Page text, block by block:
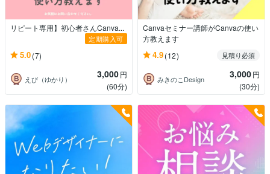
リピート専用】初心者さんCanva...
定期購入可
5.0(7)
えび（ゆかり） 3,000円
(60分)
Canvaセミナー講師がCanvaの使い
方教えます
4.9(12) 見積り必須
みきのこDesign 3,000円
(30分)